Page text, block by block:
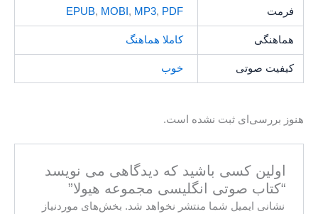
فرمت EPUB, MOBI , MP3, PDF
هماهنگی کاملا هماهنگ
کیفیت صوتی خوب
هنوز بررسی‌ای ثبت نشده است.
اولین کسی باشید که دیدگاهی می نویسد
“کتاب صوتی انگلیسی مجموعه هیولا”
نشانی ایمیل شما منتشر نخواهد شد. بخش‌های موردنیاز